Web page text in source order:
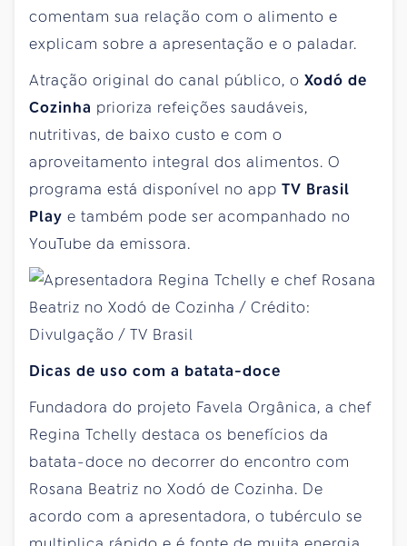
comentam sua relação com o alimento e
explicam sobre a apresentação e o paladar.
Atração original do canal público, o Xodó de
Cozinha prioriza refeições saudáveis,
nutritivas, de baixo custo e com o
aproveitamento integral dos alimentos. O
programa está disponível no app TV Brasil
Play e também pode ser acompanhado no
YouTube da emissora.
Dicas de uso com a batata-doce
Fundadora do projeto Favela Orgânica, a chef
Regina Tchelly destaca os benefícios da
batata-doce no decorrer do encontro com
Rosana Beatriz no Xodó de Cozinha. De
acordo com a apresentadora, o tubérculo se